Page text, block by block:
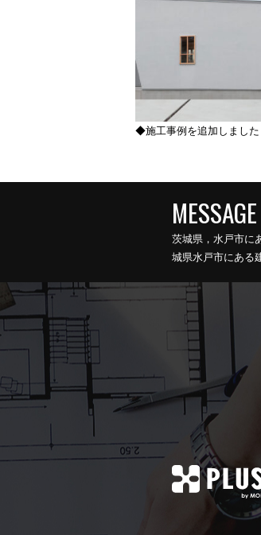
◆施工事例を追加しました
茨城県，水戸市に
城県水戸市にある